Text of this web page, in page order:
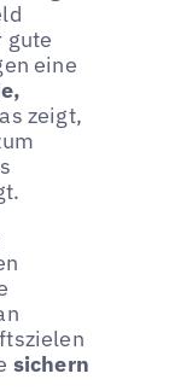
gute
eine
zeigt,
sichern